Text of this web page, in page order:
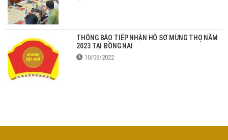
THÔNG BÁO TIẾP NHẬN HỒ SƠ MỪNG THỌ NĂM
2023 TẠI ĐỒNG NAI
10/06/2022